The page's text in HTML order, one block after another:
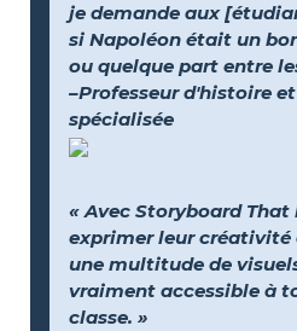
je demande aux
si Napoléon était un
ou quelque part entre
–Professeur d'histoire
spécialisée
« Avec Storyboard That
exprimer leur
une multitude de
vraiment accessible à
classe. »